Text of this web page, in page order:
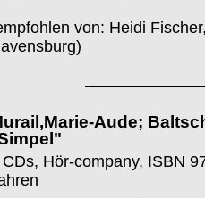
von: Heidi
Aude;
Hör-company, ISBN